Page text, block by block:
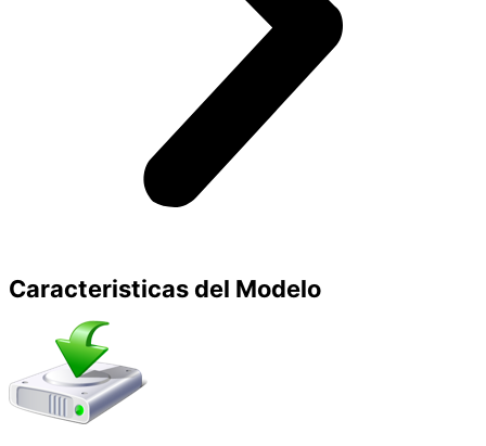
Caracteristicas del Modelo